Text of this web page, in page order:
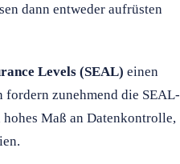
dann entweder aufrüsten
Levels (SEAL) einen
fordern zunehmend die SEAL-
Maß an Datenkontrolle,